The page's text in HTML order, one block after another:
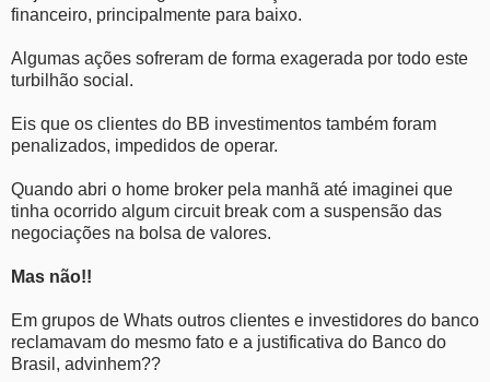
financeiro, principalmente para baixo.
Algumas ações sofreram de forma exagerada por todo este
turbilhão social.
Eis que os clientes do BB investimentos também foram
penalizados, impedidos de operar.
Quando abri o home broker pela manhã até imaginei que
tinha ocorrido algum circuit break com a suspensão das
negociações na bolsa de valores.
Mas não!!
Em grupos de Whats outros clientes e investidores do banco
reclamavam do mesmo fato e a justificativa do Banco do
Brasil, advinhem??